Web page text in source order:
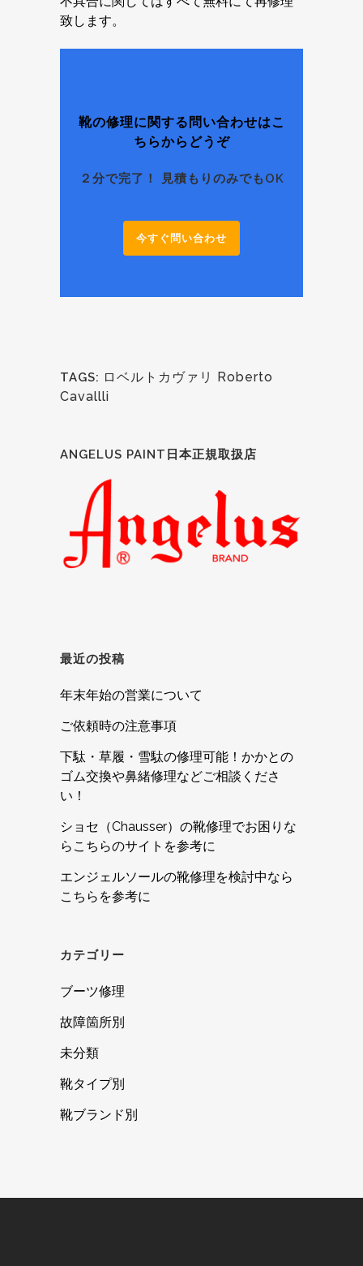
致します。
靴の修理に関する問い合わせはこ
ちらからどうぞ
２分で完了！ 見積もりのみでもOK
今すぐ問い合わせ
TAGS: ロベルトカヴァリ Roberto
Cavallli
ANGELUS PAINT日本正規取扱店
最近の投稿
年末年始の営業について
ご依頼時の注意事項
下駄・草履・雪駄の修理可能！かかとの
ゴム交換や鼻緒修理などご相談くださ
い！
ショセ（Chausser）の靴修理でお困りな
らこちらのサイトを参考に
エンジェルソールの靴修理を検討中なら
こちらを参考に
カテゴリー
ブーツ修理
故障箇所別
未分類
靴タイプ別
靴ブランド別